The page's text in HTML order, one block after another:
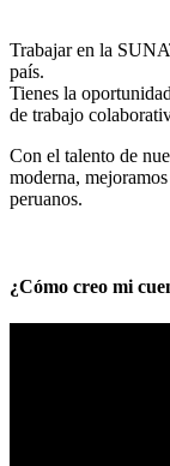
Trabajar en la
país.
Tienes la
de trabajo
Con el talento de
moderna,
peruanos.
¿Cómo creo mi